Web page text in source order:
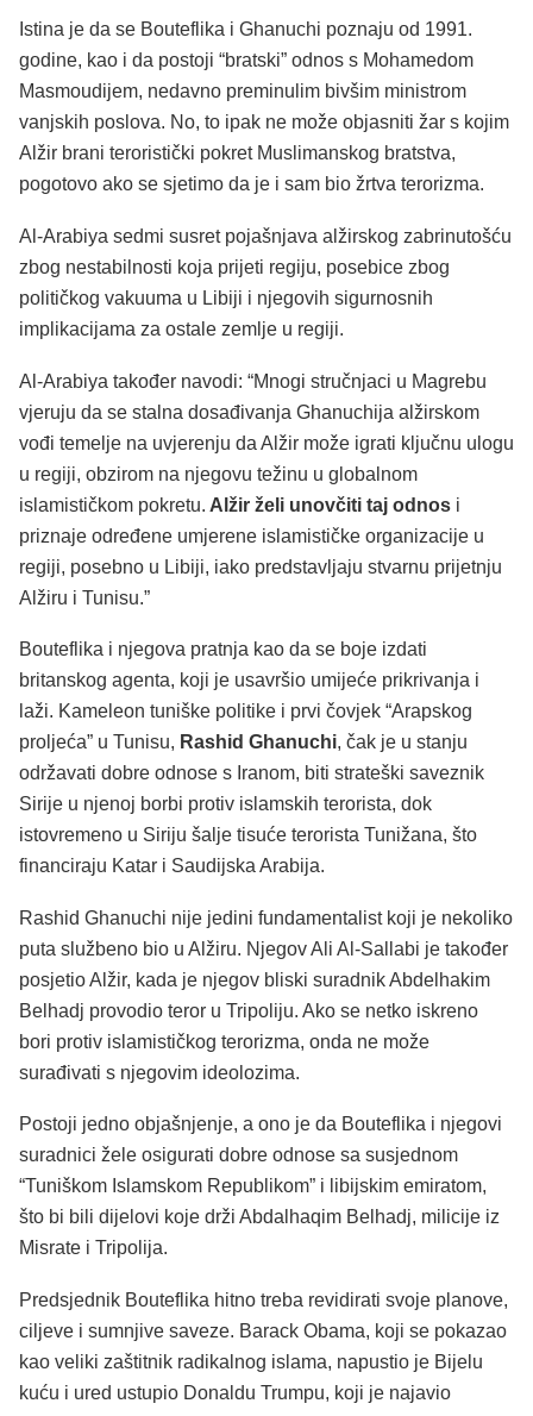
Istina je da se Bouteflika i Ghanuchi poznaju od 1991.
godine, kao i da postoji “bratski” odnos s Mohamedom
Masmoudijem, nedavno preminulim bivšim ministrom
vanjskih poslova. No, to ipak ne može objasniti žar s kojim
Alžir brani teroristički pokret Muslimanskog bratstva,
pogotovo ako se sjetimo da je i sam bio žrtva terorizma.
Al-Arabiya sedmi susret pojašnjava alžirskog zabrinutošću
zbog nestabilnosti koja prijeti regiju, posebice zbog
političkog vakuuma u Libiji i njegovih sigurnosnih
implikacijama za ostale zemlje u regiji.
Al-Arabiya također navodi: “Mnogi stručnjaci u Magrebu
vjeruju da se stalna dosađivanja Ghanuchija alžirskom
vođi temelje na uvjerenju da Alžir može igrati ključnu ulogu
u regiji, obzirom na njegovu težinu u globalnom
islamističkom pokretu. Alžir želi unovčiti taj odnos i
priznaje određene umjerene islamističke organizacije u
regiji, posebno u Libiji, iako predstavljaju stvarnu prijetnju
Alžiru i Tunisu.”
Bouteflika i njegova pratnja kao da se boje izdati
britanskog agenta, koji je usavršio umijeće prikrivanja i
laži. Kameleon tuniške politike i prvi čovjek “Arapskog
proljeća” u Tunisu, Rashid Ghanuchi, čak je u stanju
održavati dobre odnose s Iranom, biti strateški saveznik
Sirije u njenoj borbi protiv islamskih terorista, dok
istovremeno u Siriju šalje tisuće terorista Tunižana, što
financiraju Katar i Saudijska Arabija.
Rashid Ghanuchi nije jedini fundamentalist koji je nekoliko
puta službeno bio u Alžiru. Njegov Ali Al-Sallabi je također
posjetio Alžir, kada je njegov bliski suradnik Abdelhakim
Belhadj provodio teror u Tripoliju. Ako se netko iskreno
bori protiv islamističkog terorizma, onda ne može
surađivati s njegovim ideolozima.
Postoji jedno objašnjenje, a ono je da Bouteflika i njegovi
suradnici žele osigurati dobre odnose sa susjednom
“Tuniškom Islamskom Republikom” i libijskim emiratom,
što bi bili dijelovi koje drži Abdalhaqim Belhadj, milicije iz
Misrate i Tripolija.
Predsjednik Bouteflika hitno treba revidirati svoje planove,
ciljeve i sumnjive saveze. Barack Obama, koji se pokazao
kao veliki zaštitnik radikalnog islama, napustio je Bijelu
kuću i ured ustupio Donaldu Trumpu, koji je najavio